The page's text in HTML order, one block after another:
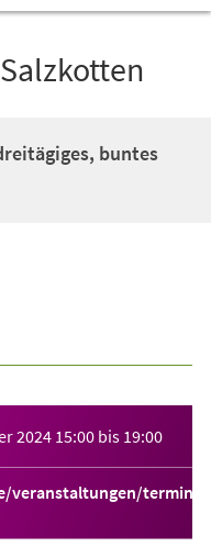
buntes
2024 15:00 bis 19:00
veranstaltungen/